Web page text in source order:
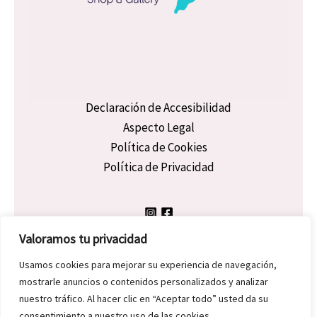
Valoramos tu privacidad
Usamos cookies para mejorar su experiencia de navegación,
mostrarle anuncios o contenidos personalizados y analizar
nuestro tráfico. Al hacer clic en “Aceptar todo” usted da su
Declaración de Accesibilidad
Aspecto Legal
Política de Cookies
Política de Privacidad
Copyright © 2026 Dicky Morgan | Powered by Dicky Morgan